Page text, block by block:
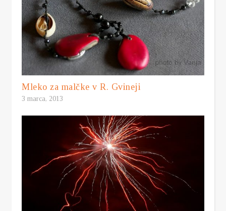
Mleko za malčke v R. Gvineji
3 marca, 2013